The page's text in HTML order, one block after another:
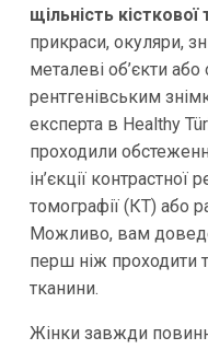
щільність
прикраси, окуляри,
металеві об’єкти
рентгенівським
експерта в Healthy
проходили
ін’єкції
томографії (КТ) або
Можливо, вам
перш ніж проходити
тканини.
Жінки завжди